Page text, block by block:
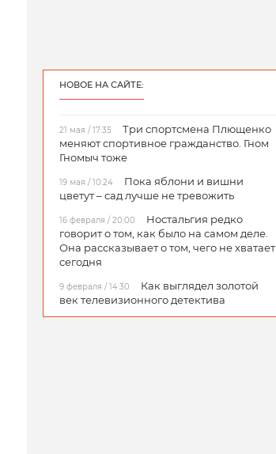
НОВОЕ НА САЙТЕ:
21 мая / 17:35
Три спортсмена Плющенко
меняют спортивное гражданство. Гном
Гномыч тоже
19 мая / 10:24
Пока яблони и вишни
цветут – сад лучше не тревожить
16 февраля / 20:00
Ностальгия редко
говорит о том, как было на самом деле.
Она рассказывает о том, чего не хватает
сегодня
9 февраля / 14:30
Как выглядел золотой
век телевизионного детектива